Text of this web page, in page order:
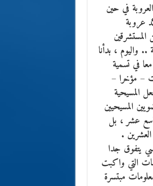
في حين
عروبة
واليوم ، بدأنا
في تسمية
– مؤخرا –
المسيحية
المسيحيين
عشر ، بل
.
يتفوق جدا
التي واكبت
مبتسرة